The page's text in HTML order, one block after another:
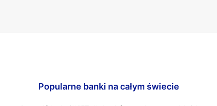
Popularne banki na całym świecie